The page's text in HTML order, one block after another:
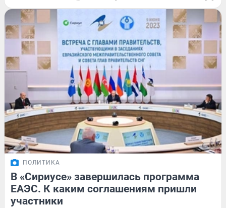
ПОЛИТИКА
В «Сириусе» завершилась программа
ЕАЭС. К каким соглашениям пришли
участники